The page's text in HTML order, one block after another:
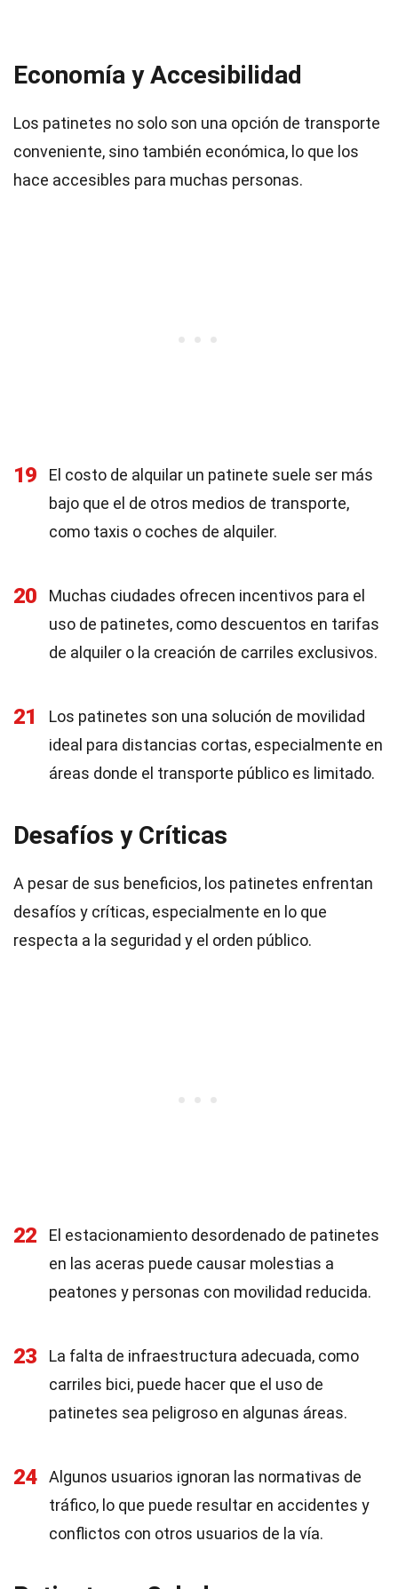
Economía y Accesibilidad
Los patinetes no solo son una opción de transporte
conveniente, sino también económica, lo que los
hace accesibles para muchas personas.
19
El costo de alquilar un patinete suele ser más
bajo que el de otros medios de transporte,
como taxis o coches de alquiler.
20
Muchas ciudades ofrecen incentivos para el
uso de patinetes, como descuentos en tarifas
de alquiler o la creación de carriles exclusivos.
21
Los patinetes son una solución de movilidad
ideal para distancias cortas, especialmente en
áreas donde el transporte público es limitado.
Desafíos y Críticas
A pesar de sus beneficios, los patinetes enfrentan
desafíos y críticas, especialmente en lo que
respecta a la seguridad y el orden público.
22
El estacionamiento desordenado de patinetes
en las aceras puede causar molestias a
peatones y personas con movilidad reducida.
23
La falta de infraestructura adecuada, como
carriles bici, puede hacer que el uso de
patinetes sea peligroso en algunas áreas.
24
Algunos usuarios ignoran las normativas de
tráfico, lo que puede resultar en accidentes y
conflictos con otros usuarios de la vía.